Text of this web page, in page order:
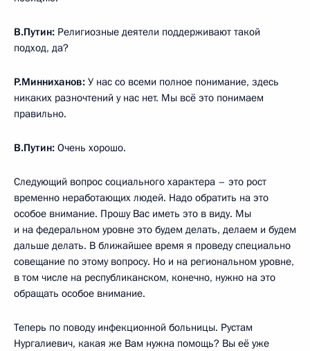
В.Путин: Религиозные деятели поддерживают такой
подход, да?
Р.Минниханов: У нас со всеми полное понимание, здесь
никаких разночтений у нас нет. Мы всё это понимаем
правильно.
В.Путин: Очень хорошо.
Следующий вопрос социального характера – это рост
временно неработающих людей. Надо обратить на это
особое внимание. Прошу Вас иметь это в виду. Мы
и на федеральном уровне это будем делать, делаем и будем
дальше делать. В ближайшее время я проведу специально
совещание по этому вопросу. Но и на региональном уровне,
в том числе на республиканском, конечно, нужно на это
обращать особое внимание.
Теперь по поводу инфекционной больницы. Рустам
Нургалиевич, какая же Вам нужна помощь? Вы её уже